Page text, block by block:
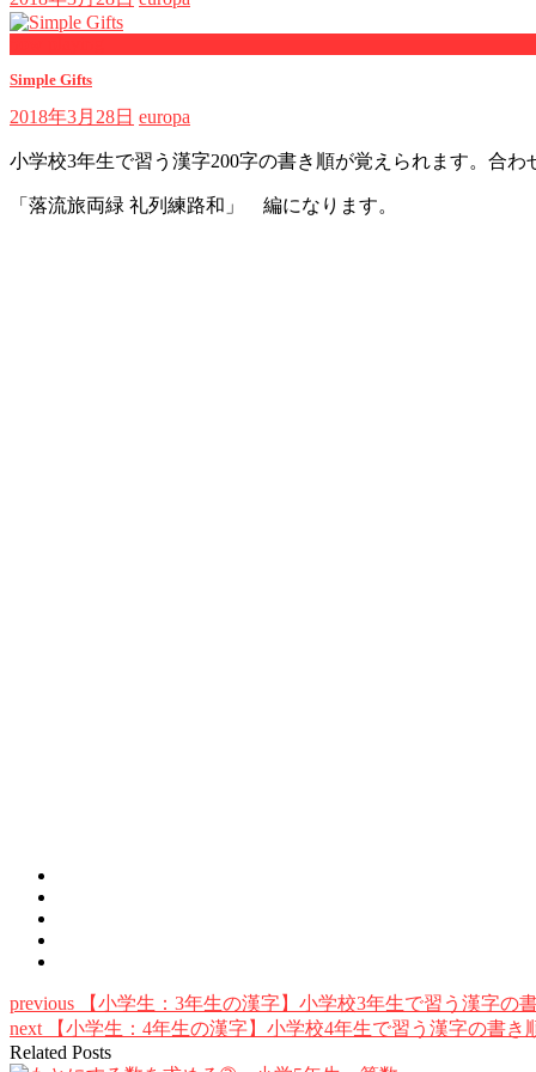
Simple Gifts
2018年3月28日 europa
小学校3年生で習う漢字200字の書き順が覚えられます。合
「落流旅両緑 礼列練路和」 編になります。
previous 【小学生：3年生の漢字】小学校3年生で習う漢字の
next 【小学生：4年生の漢字】小学校4年生で習う漢字の書
Related Posts